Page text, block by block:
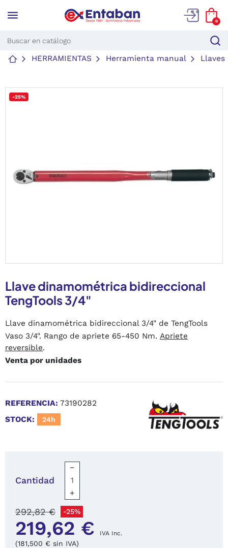
menu 0
HERRAMIENTAS Herramienta manual Llaves
-25%
Llave dinamométrica bidireccional
TengTools 3/4"
Llave dinamométrica bidireccional 3/4" de TengTools
Vaso 3/4". Rango de apriete 65-450 Nm. Apriete
reversible.
Venta por unidades
REFERENCIA: 73190282
STOCK:
24h
Cantidad
−
+
219,62 € IVA Inc.
292,82 € -25%
(181,500 € sin IVA)